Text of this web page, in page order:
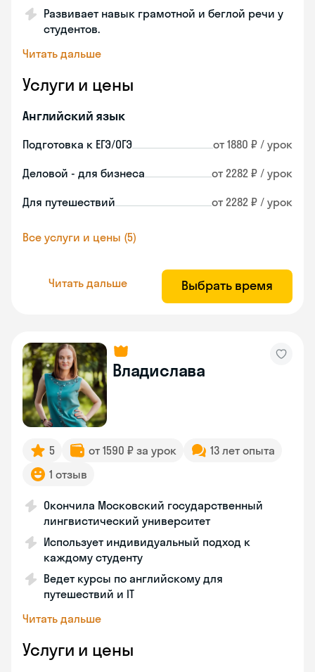
Развивает навык грамотной и беглой речи у
студентов.
Читать дальше
Услуги и цены
Английский язык
Подготовка к ЕГЭ/ОГЭ от 1880 ₽ / урок
Деловой - для бизнеса от 2282 ₽ / урок
Для путешествий от 2282 ₽ / урок
Все услуги и цены (5)
Читать дальше Выбрать время
Владислава
5 от 1590 ₽ за урок
13 лет опыта
1 отзыв
Окончила Московский государственный
лингвистический университет
Использует индивидуальный подход к
каждому студенту
Ведет курсы по английскому для
путешествий и IT
Читать дальше
Услуги и цены